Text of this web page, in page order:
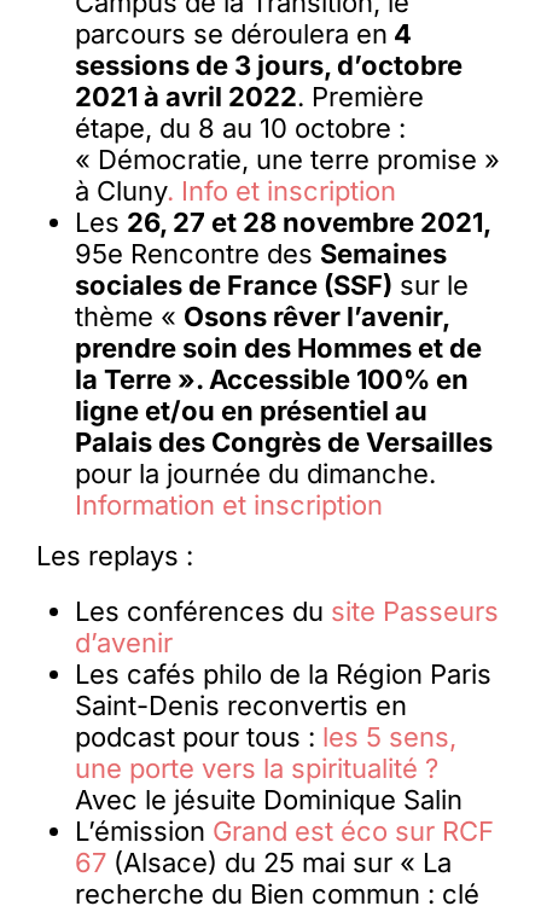
parcours se déroulera en 4
sessions de 3 jours, d’octobre
2021 à avril 2022. Première
étape, du 8 au 10 octobre :
« Démocratie, une terre promise »
à Cluny. Info et inscription
Les 26, 27 et 28 novembre 2021,
95e Rencontre des Semaines
sociales de France (SSF) sur le
thème « Osons rêver l’avenir,
prendre soin des Hommes et de
la Terre ». Accessible 100% en
ligne et/ou en présentiel au
Palais des Congrès de Versailles
pour la journée du dimanche.
Information et inscription
Les replays :
Les conférences du site Passeurs
d’avenir
Les cafés philo de la Région Paris
Saint-Denis reconvertis en
podcast pour tous : les 5 sens,
une porte vers la spiritualité ?
Avec le jésuite Dominique Salin
L’émission Grand est éco sur RCF
67(Alsace) du 25 mai sur « La
recherche du Bien commun : clé